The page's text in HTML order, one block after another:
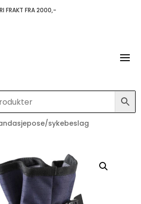
FRAKT FRA 2000,-
sykebeslag